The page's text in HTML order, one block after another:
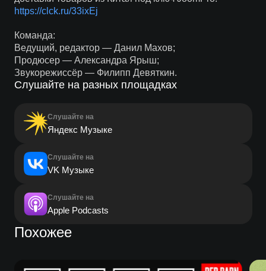
https://clck.ru/33ixEj
Команда:
Ведущий, редактор — Данил Махов;
Продюсер — Александра Ярыш;
Звукорежиссёр — Филипп Девяткин.
Слушайте на разных площадках
Слушайте на
Яндекс Музыке
Слушайте на
VK Музыке
Слушайте на
Apple Podcasts
Похожее